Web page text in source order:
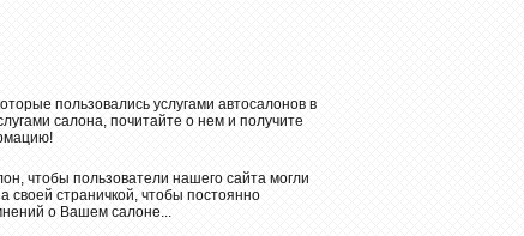
пользовались услугами автосалонов в
салона, почитайте о нем и получите
чтобы пользователи нашего сайта могли
своей страничкой, чтобы постоянно
о Вашем салоне...